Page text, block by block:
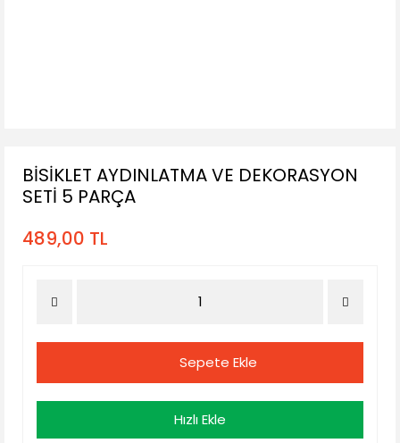
BİSİKLET AYDINLATMA VE DEKORASYON
SETİ 5 PARÇA
489,00 TL
Sepete Ekle
Hızlı Ekle